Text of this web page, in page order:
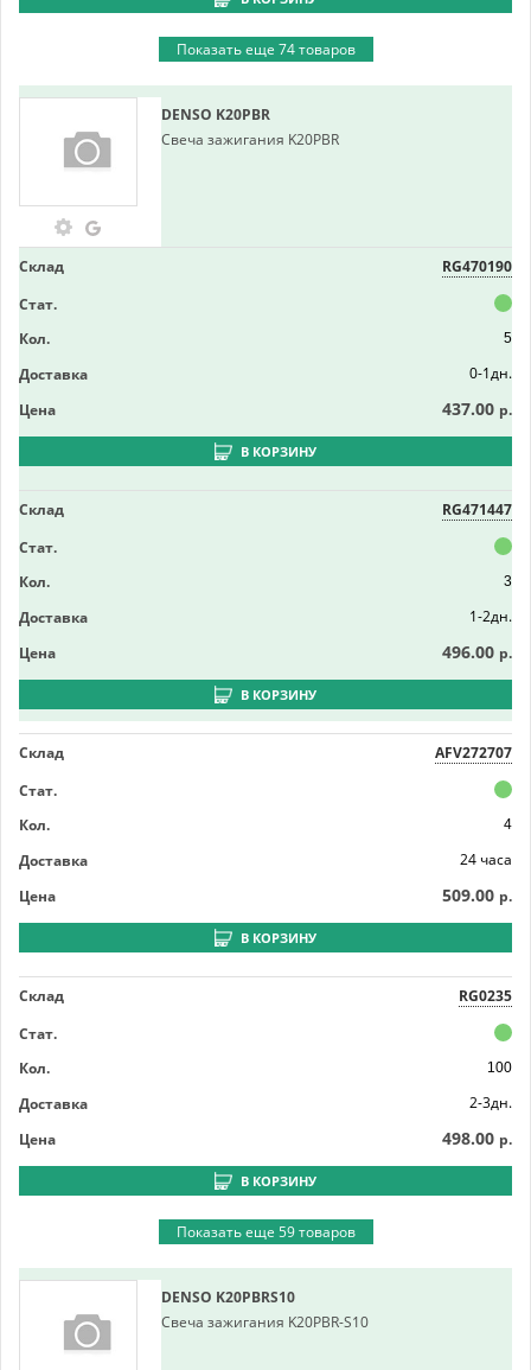
Показать еще 74 товаров
DENSO K20PBR
Свеча зажигания K20PBR
Склад
RG470190
Стат.
Кол.
5
Доставка
0-1дн.
Цена
437.00 р.
В КОРЗИНУ
Склад
RG471447
Стат.
Кол.
3
Доставка
1-2дн.
Цена
496.00 р.
В КОРЗИНУ
Склад
AFV272707
Стат.
Кол.
4
Доставка
24 часа
Цена
509.00 р.
В КОРЗИНУ
Склад
RG0235
Стат.
Кол.
100
Доставка
2-3дн.
Цена
498.00 р.
В КОРЗИНУ
Показать еще 59 товаров
DENSO K20PBRS10
Свеча зажигания K20PBR-S10